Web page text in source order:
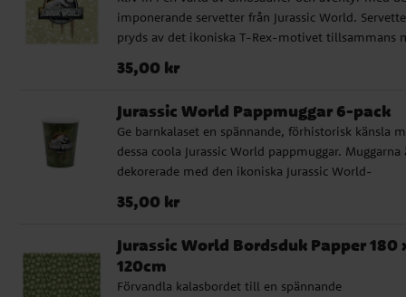
imponerande servetter från Jurassic World.
pryds av det ikoniska T-Rex-motivet tillsammans
stämningen för kalaset. Detta praktiska 20-pack
de är utvikta. De är tillverkade av FSC-certifierat
papper.
Pris :35,00 kr
35,00 kr
Jurassic World Pappmuggar 6-pack
Ge barnkalaset en spännande, förhistorisk känsla
dessa coola Jurassic World pappmuggar. Muggarna
dekorerade med den ikoniska Jurassic World-
omgiven av en grönskande djungel med subtila
servera dryck till alla små äventyrare! Varje 6-pack
består av muggar som rymmer 250 ml och är
tillverkade av FSC-certifierat papper, ett miljövänligt
Pris :35,00 kr
35,00 kr
Jurassic World Bordsduk Papper 180
120cm
Förvandla kalasbordet till en spännande